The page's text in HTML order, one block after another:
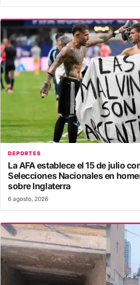
DEPORTES
La AFA establece el 15 de julio
Selecciones Nacionales en
sobre Inglaterra
6 agosto, 2026